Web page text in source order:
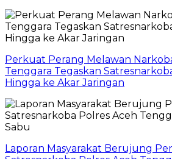
Perkuat Perang Melawan
Tenggara Tegaskan
Hingga ke Akar Jaringan
Laporan Masyarakat Berujung